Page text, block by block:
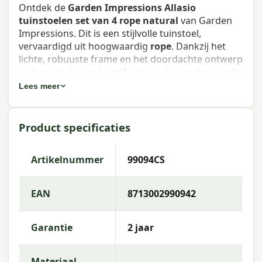
Ontdek de Garden Impressions Allasio
tuinstoelen set van 4 rope natural van Garden
Impressions. Dit is een stijlvolle tuinstoel,
vervaardigd uit hoogwaardig rope. Dankzij het
lichte, robuuste frame en het doordachte ontwerp
is deze stoel zowel comfortabel als weerbestendig
— ideaal voor het terras of de tuin.
Eigenschappen Garden Impressions
Allasio tuinstoelen set van 4 rope
Artikelnummer: 99094CS
EAN: 8713002990942
Merk: Garden Impressions
Materiaal frame
Stapelbaar
: Nee
Lees meer
Product specificaties
Artikelnummer 99094CS
EAN 8713002990942
Garantie 2 jaar